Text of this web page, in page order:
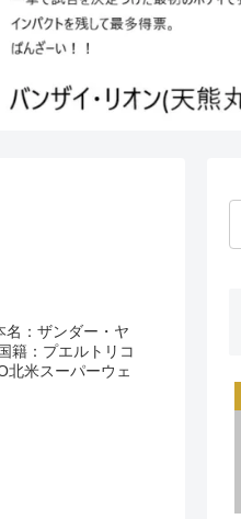
：ザンダー・ヤ
籍：プエルトリコ
北米スーパーウェ